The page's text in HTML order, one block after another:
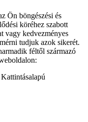
Ön böngészési és
köréhez szabott
vagy kedvezményes
tudjuk azok sikerét.
féltől származó